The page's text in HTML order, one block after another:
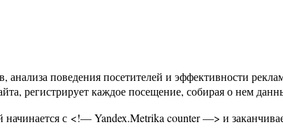
анализа поведения посетителей и эффективности
регистрирует каждое посещение, собирая о нем
начинается с <!— Yandex.Metrika counter —> и